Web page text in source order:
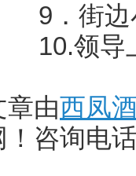
．街边
领导上
章由西凤
！咨询电